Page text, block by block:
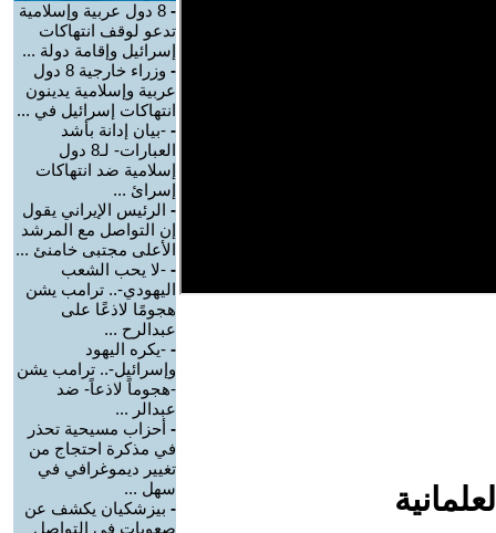
-
8 دول عربية وإسلامية
تدعو لوقف انتهاكات
إسرائيل وإقامة دولة ...
-
وزراء خارجية 8 دول
عربية وإسلامية يدينون
انتهاكات إسرائيل في ...
- -بيان إدانة بأشد
العبارات- لـ8 دول
إسلامية ضد انتهاكات
إسرائ ...
- الرئيس الإيراني يقول
إن التواصل مع المرشد
الأعلى مجتبى خامنئ ...
- -لا يحب الشعب
اليهودي-.. ترامب يشن
هجومًا لاذعًا على
عبدالرح ...
- -يكره اليهود
وإسرائيل-.. ترامب يشن
-هجوماً لاذعاً- ضد
عبدالر ...
- أحزاب مسيحية تحذر
في مذكرة احتجاج من
تغيير ديموغرافي في
سهل ...
- بيزشكيان يكشف عن
صعوبات في التواصل